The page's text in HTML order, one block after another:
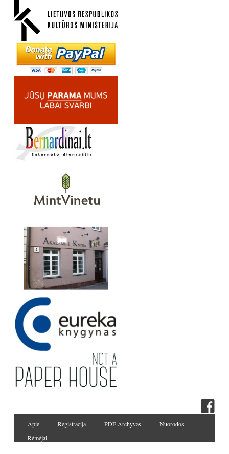
Apie Registracija PDF Archyvas
Nuorodos
Rėmėjai